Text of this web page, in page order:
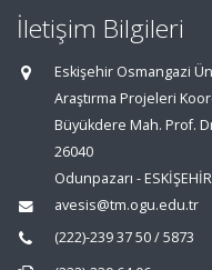
İletişim Bilgileri
Eskişehir Osmangazi
Araştırma Projeleri
Büyükdere Mah. Prof.
26040
Odunpazarı - ESKİŞEHİR
avesis@tm.ogu.edu.tr
(222)-239 37 50 / 5873